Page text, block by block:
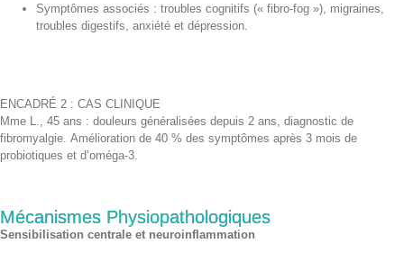
Symptômes associés : troubles cognitifs (« fibro-fog »), migraines,
troubles digestifs, anxiété et dépression.
ENCADRÉ 2 : CAS CLINIQUE
Mme L., 45 ans : douleurs généralisées depuis 2 ans, diagnostic de
fibromyalgie. Amélioration de 40 % des symptômes après 3 mois de
probiotiques et d’oméga-3.
Mécanismes Physiopathologiques
Sensibilisation centrale et neuroinflammation